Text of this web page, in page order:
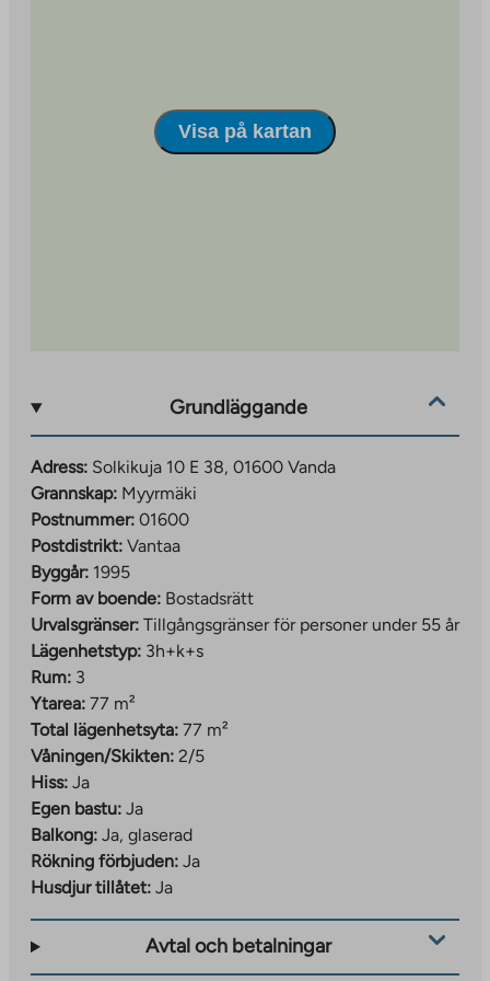
Visa på kartan
Grundläggande
Adress: Solkikuja 10 E 38, 01600 Vanda
Grannskap: Myyrmäki
Postnummer: 01600
Postdistrikt: Vantaa
Byggår: 1995
Form av boende: Bostadsrätt
Urvalsgränser: Tillgångsgränser för personer under 55 år
Lägenhetstyp: 3h+k+s
Rum: 3
Ytarea: 77 m²
Total lägenhetsyta: 77 m²
Våningen/Skikten: 2/5
Hiss: Ja
Egen bastu: Ja
Balkong: Ja, glaserad
Rökning förbjuden: Ja
Husdjur tillåtet: Ja
Avtal och betalningar